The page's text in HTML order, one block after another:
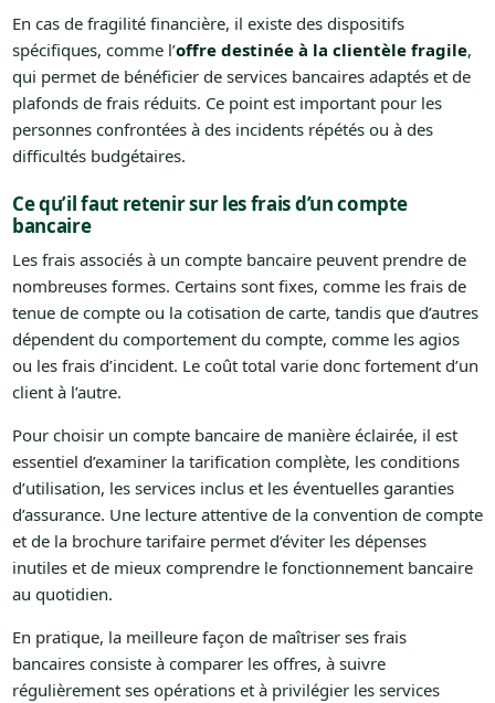
En cas de fragilité financière, il existe des dispositifs
spécifiques, comme l’offre destinée à la clientèle fragile,
qui permet de bénéficier de services bancaires adaptés et de
plafonds de frais réduits. Ce point est important pour les
personnes confrontées à des incidents répétés ou à des
difficultés budgétaires.
Ce qu’il faut retenir sur les frais d’un compte
bancaire
Les frais associés à un compte bancaire peuvent prendre de
nombreuses formes. Certains sont fixes, comme les frais de
tenue de compte ou la cotisation de carte, tandis que d’autres
dépendent du comportement du compte, comme les agios
ou les frais d’incident. Le coût total varie donc fortement d’un
client à l’autre.
Pour choisir un compte bancaire de manière éclairée, il est
essentiel d’examiner la tarification complète, les conditions
d’utilisation, les services inclus et les éventuelles garanties
d’assurance. Une lecture attentive de la convention de compte
et de la brochure tarifaire permet d’éviter les dépenses
inutiles et de mieux comprendre le fonctionnement bancaire
au quotidien.
En pratique, la meilleure façon de maîtriser ses frais
bancaires consiste à comparer les offres, à suivre
régulièrement ses opérations et à privilégier les services